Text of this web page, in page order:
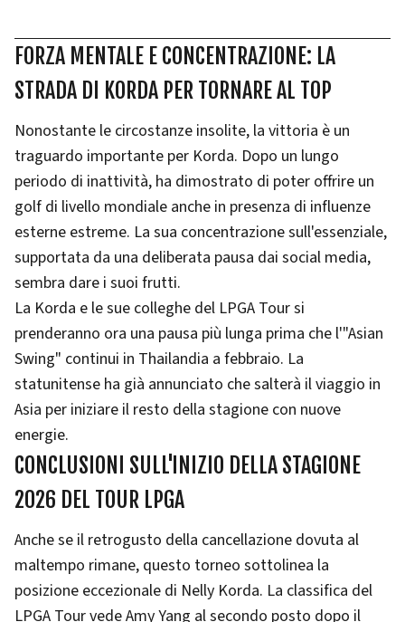
FORZA MENTALE E CONCENTRAZIONE: LA
STRADA DI KORDA PER TORNARE AL TOP
Nonostante le circostanze insolite, la vittoria è un
traguardo importante per Korda. Dopo un lungo
periodo di inattività, ha dimostrato di poter offrire un
golf di livello mondiale anche in presenza di influenze
esterne estreme. La sua concentrazione sull'essenziale,
supportata da una deliberata pausa dai social media,
sembra dare i suoi frutti.
La Korda e le sue colleghe del LPGA Tour si
prenderanno ora una pausa più lunga prima che l'"Asian
Swing" continui in Thailandia a febbraio. La
statunitense ha già annunciato che salterà il viaggio in
Asia per iniziare il resto della stagione con nuove
energie.
CONCLUSIONI SULL'INIZIO DELLA STAGIONE
2026 DEL TOUR LPGA
Anche se il retrogusto della cancellazione dovuta al
maltempo rimane, questo torneo sottolinea la
posizione eccezionale di Nelly Korda. La classifica del
LPGA Tour vede Amy Yang al secondo posto dopo il